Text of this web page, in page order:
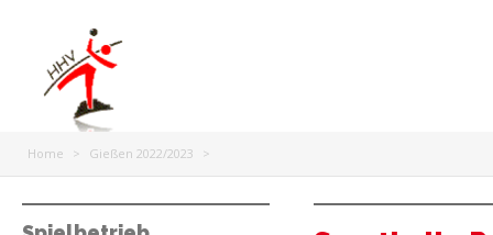
Home > Gießen 2022/2023 >